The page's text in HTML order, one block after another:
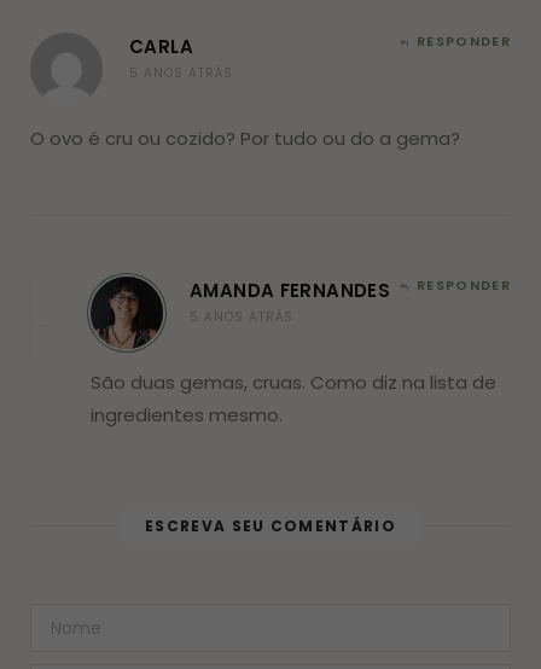
CARLA
5 ANOS ATRÁS
RESPONDER
O ovo é cru ou cozido? Por tudo ou do a gema?
AMANDA FERNANDES
5 ANOS ATRÁS
RESPONDER
São duas gemas, cruas. Como diz na lista de
ingredientes mesmo.
ESCREVA SEU COMENTÁRIO